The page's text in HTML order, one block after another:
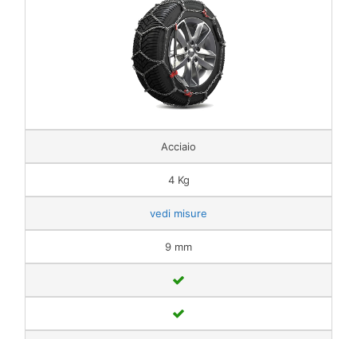
Acciaio
4 Kg
vedi misure
9 mm